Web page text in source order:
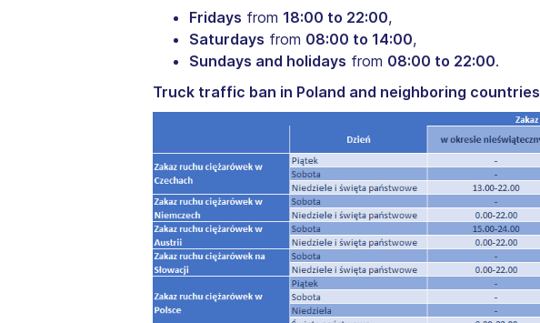
Fridays from 18:00 to 22:00,
Saturdays from 08:00 to 14:00,
Sundays and holidays from 08:00 to 22:00.
Truck traffic ban in Poland and neighboring countries